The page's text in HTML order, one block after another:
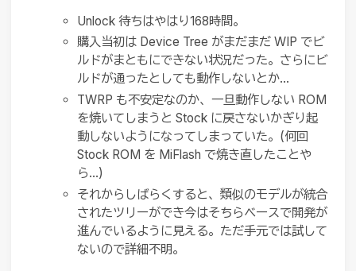
Unlock 待ちはやはり168時間。
購入当初は Device Tree がまだまだ WIP でビ
ルドがまともにできない状況だった。さらにビ
ルドが通ったとしても動作しないとか…
TWRP も不安定なのか、一旦動作しない ROM
を焼いてしまうと Stock に戻さないかぎり起
動しないようになってしまっていた。(何回
Stock ROM を MiFlash で焼き直したことや
ら…)
それからしばらくすると、類似のモデルが統合
されたツリーができ今はそちらベースで開発が
進んでいるように見える。ただ手元では試して
ないので詳細不明。